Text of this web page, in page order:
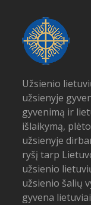
Užsienio
užsienyje
gyvenimą ir
išlaikymą,
užsienyje
ryšį tarp
užsienio
užsienio šalių
gyvena